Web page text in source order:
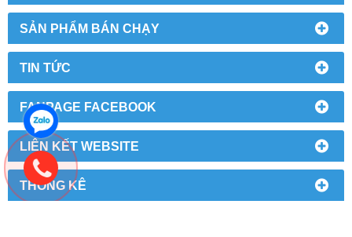
SẢN PHẨM BÁN CHẠY
TIN TỨC
FANPAGE FACEBOOK
LIÊN KẾT WEBSITE
THỐNG KÊ